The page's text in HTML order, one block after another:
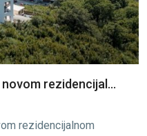
rezidencijal...
rezidencijalnom